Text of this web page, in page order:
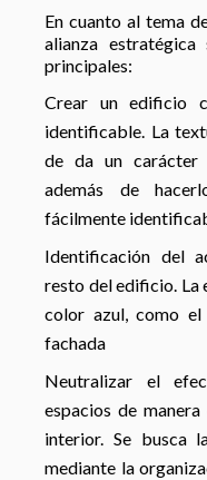
En cuanto al tema
alianza
principales:
Crear un edificio
identificable. La
de da un carácter
además de
fácilmente
Identificación del
resto del edificio. La
color azul, como
fachada
Neutralizar el
espacios de
interior. Se busca
mediante la